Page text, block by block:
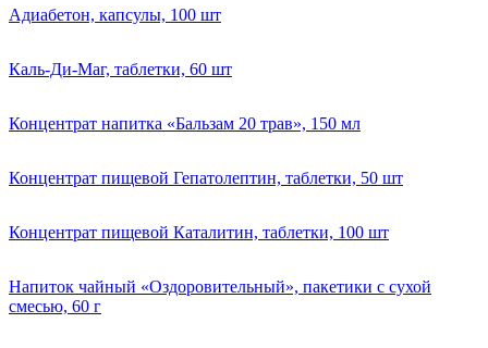
Адиабетон, капсулы, 100 шт
Каль-Ди-Маг, таблетки, 60 шт
Концентрат напитка «Бальзам 20 трав», 150 мл
Концентрат пищевой Гепатолептин, таблетки, 50 шт
Концентрат пищевой Каталитин, таблетки, 100 шт
Напиток чайный «Оздоровительный», пакетики с сухой
смесью, 60 г